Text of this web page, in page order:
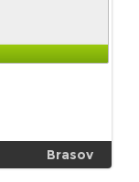
Brasov